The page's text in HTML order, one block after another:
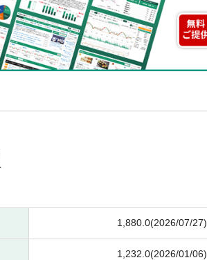
1,880.0(2026/07/27)
1,232.0(2026/01/06)